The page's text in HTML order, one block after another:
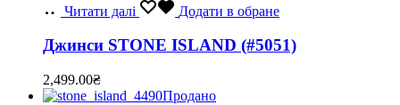
Читати далі Додати в обране
Джинси STONE ISLAND (#5051)
2,499.00₴
Продано